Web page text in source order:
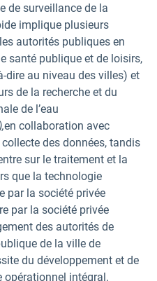
de surveillance de la
implique plusieurs
autorités publiques en
santé publique et de loisirs,
dire au niveau des villes) et
de la recherche et du
de l’eau
en collaboration avec
des données, tandis
sur le traitement et la
que la technologie
par la société privée
par la société privée
des autorités de
de la ville de
du développement et de
intégral.